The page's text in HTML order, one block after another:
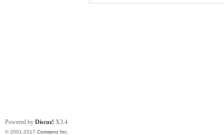
Powered by Discuz! X3.4
© 2001-2017 Comsenz Inc.